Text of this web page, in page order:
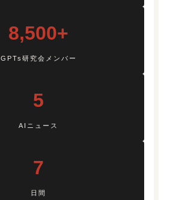
8,500+
GPTs研究会メンバー
5
AIニュース
7
日間